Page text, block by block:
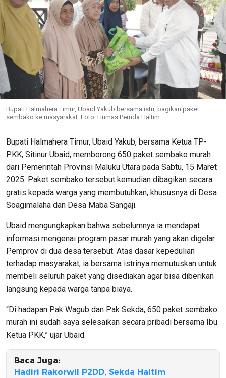
Bupati Halmahera Timur, Ubaid Yakub bersama istri, bagikan paket
sembako ke masyarakat. Foto: Humas Pemda Haltim
Bupati Halmahera Timur, Ubaid Yakub, bersama Ketua TP-
PKK, Sitinur Ubaid, memborong 650 paket sembako murah
dari Pemerintah Provinsi Maluku Utara pada Sabtu, 15 Maret
2025. Paket sembako tersebut kemudian dibagikan secara
gratis kepada warga yang membutuhkan, khususnya di Desa
Soagimalaha dan Desa Maba Sangaji.
Ubaid mengungkapkan bahwa sebelumnya ia mendapat
informasi mengenai program pasar murah yang akan digelar
Pemprov di dua desa tersebut. Atas dasar kepedulian
terhadap masyarakat, ia bersama istrinya memutuskan untuk
membeli seluruh paket yang disediakan agar bisa diberikan
langsung kepada warga tanpa biaya.
“Di hadapan Pak Wagub dan Pak Sekda, 650 paket sembako
murah ini sudah saya selesaikan secara pribadi bersama Ibu
Ketua PKK,” ujar Ubaid.
Baca Juga:
Hadiri Rakorwil P2DD, Sekda Haltim